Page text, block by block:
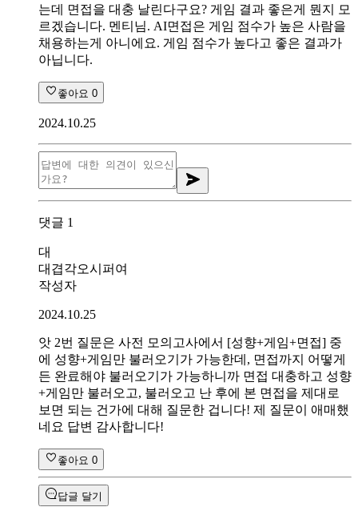
는데 면접을 대충 날린다구요? 게임 결과 좋은게 뭔지 모
르겠습니다. 멘티님. AI면접은 게임 점수가 높은 사람을
채용하는게 아니에요. 게임 점수가 높다고 좋은 결과가
아닙니다.
좋아요 0
2024.10.25
댓글 1
대
대겹각오시퍼여
작성자
2024.10.25
앗 2번 질문은 사전 모의고사에서 [성향+게임+면접] 중
에 성향+게임만 불러오기가 가능한데, 면접까지 어떻게
든 완료해야 불러오기가 가능하니까 면접 대충하고 성향
+게임만 불러오고, 불러오고 난 후에 본 면접을 제대로
보면 되는 건가에 대해 질문한 겁니다! 제 질문이 애매했
네요 답변 감사합니다!
좋아요 0
답글 달기